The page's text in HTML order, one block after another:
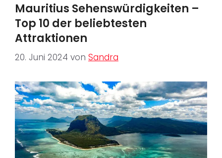
Mauritius Sehenswürdigkeiten –
Top 10 der beliebtesten
Attraktionen
20. Juni 2024 von Sandra